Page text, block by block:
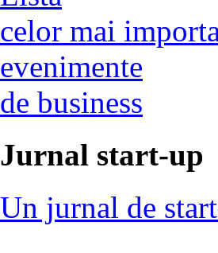
celor mai
evenimente
de business
Jurnal start-up
Un jurnal de